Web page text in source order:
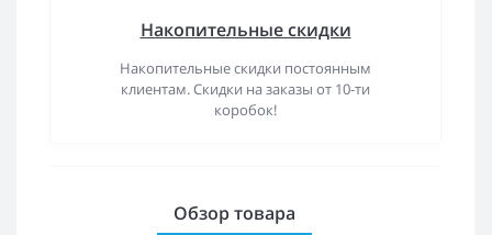
Накопительные скидки
Накопительные скидки постоянным
клиентам. Скидки на заказы от 10-ти
коробок!
Обзор товара